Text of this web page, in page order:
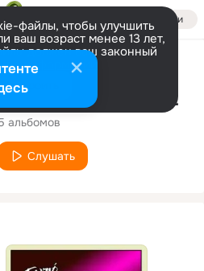
Войти
файлы, чтобы улучшить
ваш возраст менее 13 лет,
должен ваш законный
информации
Настроить
TOME XOTE
альбомов
Слушать